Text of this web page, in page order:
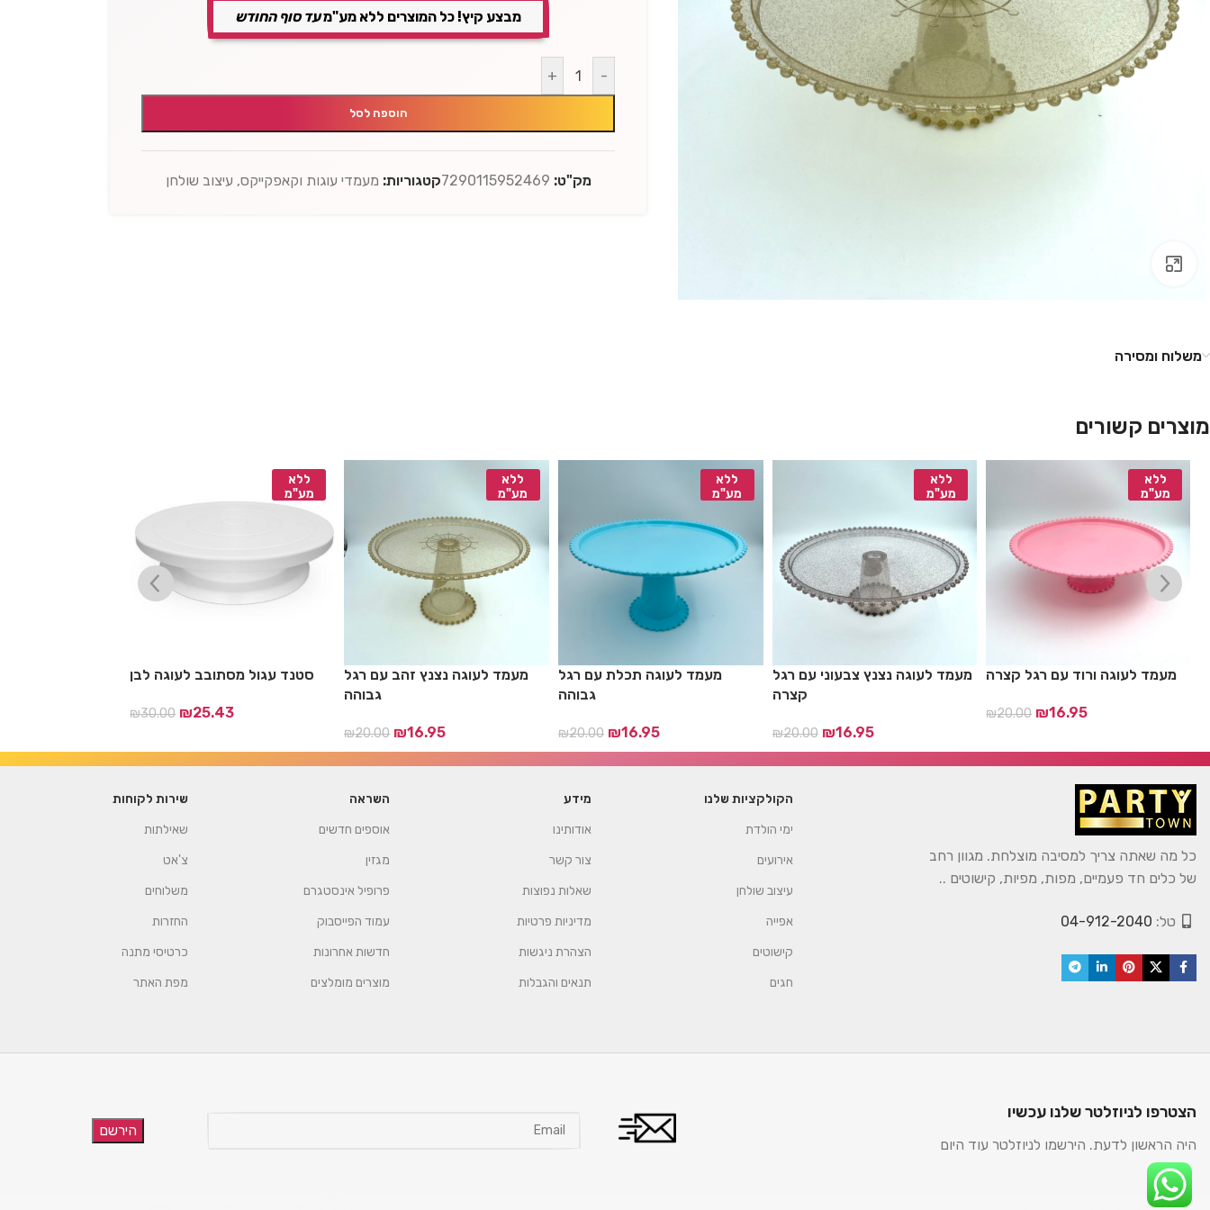
מבצע קיץ! כל המוצרים ללא מע"מעד סוף החודש
-
+
הוספה לסל
מק"ט: 7290115952469קטגוריות: מעמדי עוגות וקאפקייקס, עיצוב שולחן
משלוח ומסירה
מוצרים קשורים
ללא
מע"מ
סטנד עגול מסתובב לעוגה לבן
₪30.00 ₪25.43
ללא
מע"מ
מעמד לעוגה נצנץ זהב עם רגל
גבוהה
₪20.00 ₪16.95
ללא
מע"מ
מעמד לעוגה תכלת עם רגל
גבוהה
₪20.00 ₪16.95
ללא
מע"מ
מעמד לעוגה נצנץ צבעוני עם רגל
קצרה
₪20.00 ₪16.95
ללא
מע"מ
מעמד לעוגה ורוד עם רגל קצרה
₪20.00 ₪16.95
כל מה שאתה צריך למסיבה מוצלחת. מגוון רחב
של כלים חד פעמיים, מפות, מפיות, קישוטים ..
טל: 04-912-2040
הקולקציות שלנו
ימי הולדת
אירועים
עיצוב שולחן
אפייה
קישוטים
חגים
מידע
אודותינו
צור קשר
שאלות נפוצות
מדיניות פרטיות
הצהרת ניגשות
תנאים והגבלות
השראה
אוספים חדשים
מגזין
פרופיל אינסטגרם
עמוד הפייסבוק
חדשות אחרונות
מוצרים מומלצים
שירות לקוחות
שאילתות
צ'אט
משלוחים
החזרות
כרטיסי מתנה
מפת האתר
הצטרפו לניוזלטר שלנו עכשיו
היה הראשון לדעת. הירשמו לניוזלטר עוד היום
הירשם